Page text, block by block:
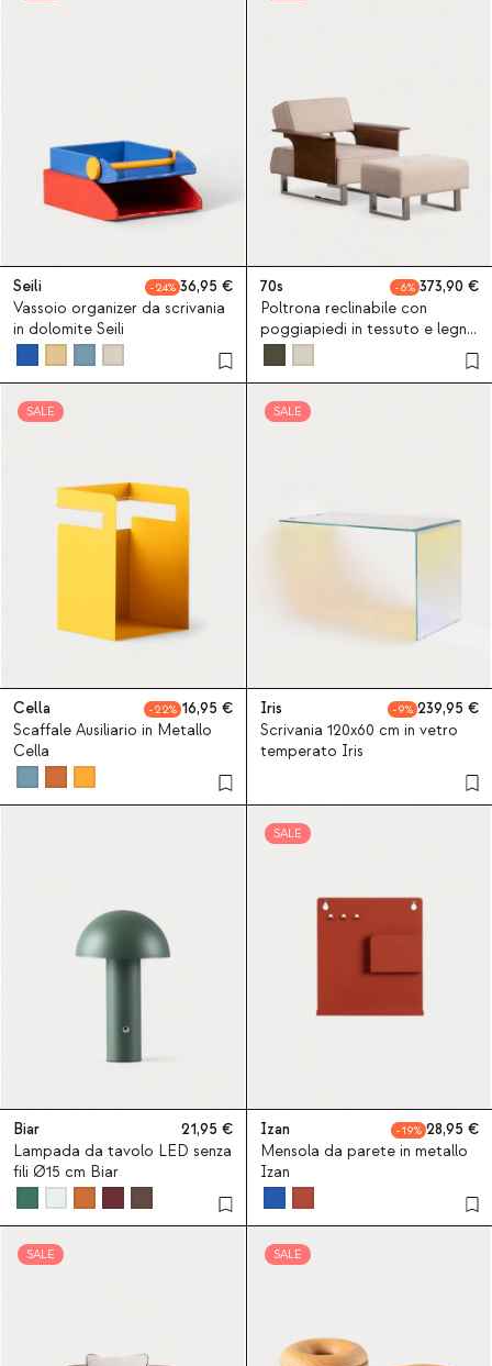
Seili 24
36,95
Vassoio organizer da scrivania
in dolomite Seili
70s 6
373,90
Poltrona reclinabile con
poggiapiedi in tessuto e legno
70S
SALE
Cella 22
16,95
Scaffale Ausiliario in Metallo
Cella
SALE
Iris 9
239,95
Scrivania 120x60 cm in vetro
temperato Iris
Biar
21,95
Lampada da tavolo LED senza
fili Ø15 cm Biar
SALE
Izan 19
28,95
Mensola da parete in metallo
Izan
SALE SALE